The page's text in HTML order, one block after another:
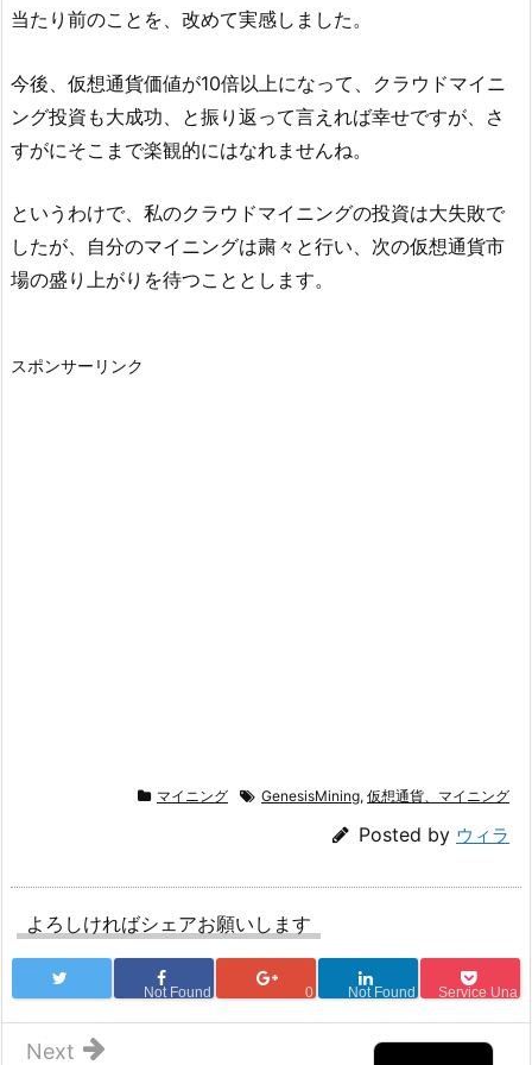
当たり前のことを、改めて実感しました。
今後、仮想通貨価値が10倍以上になって、クラウドマイニ
ング投資も大成功、と振り返って言えれば幸せですが、さ
すがにそこまで楽観的にはなれませんね。
というわけで、私のクラウドマイニングの投資は大失敗で
したが、自分のマイニングは粛々と行い、次の仮想通貨市
場の盛り上がりを待つこととします。
スポンサーリンク
マイニング GenesisMining, 仮想通貨、マイニング
Posted by ウィラ
よろしければシェアお願いします
Not Found 0 Not Found Service Una
Next